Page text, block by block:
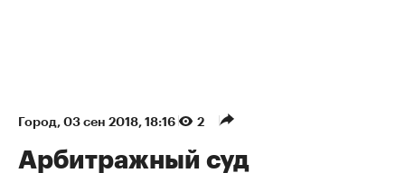
Город⁠, 03 сен 2018, 18:16 2
Арбитражный суд